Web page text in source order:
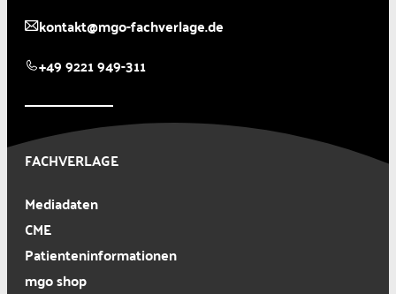
kontakt@mgo-fachverlage.de
+49 9221 949-311
FACHVERLAGE
Mediadaten
CME
Patienteninformationen
mgo shop